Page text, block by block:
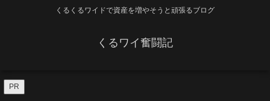
くるくるワイドで資産を増やそうと頑張るブログ
くるワイ奮闘記
PR